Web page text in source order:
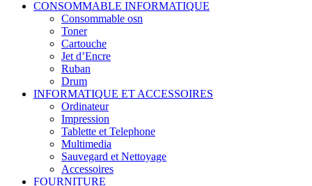
CONSOMMABLE INFORMATIQUE
Consommable osn
Toner
Cartouche
Jet d’Encre
Ruban
Drum
INFORMATIQUE ET ACCESSOIRES
Ordinateur
Impression
Tablette et Telephone
Multimedia
Sauvegard et Nettoyage
Accessoires
FOURNITURE